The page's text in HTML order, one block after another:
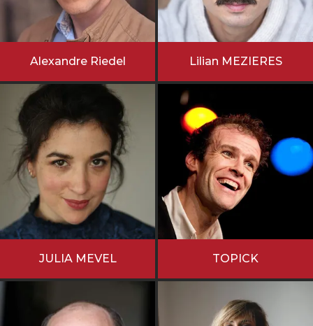
Alexandre Riedel Lilian MEZIERES
JULIA MEVEL TOPICK